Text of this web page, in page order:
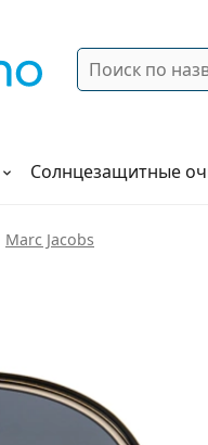
Поиск
Солнцезащитные
Marc Jacobs